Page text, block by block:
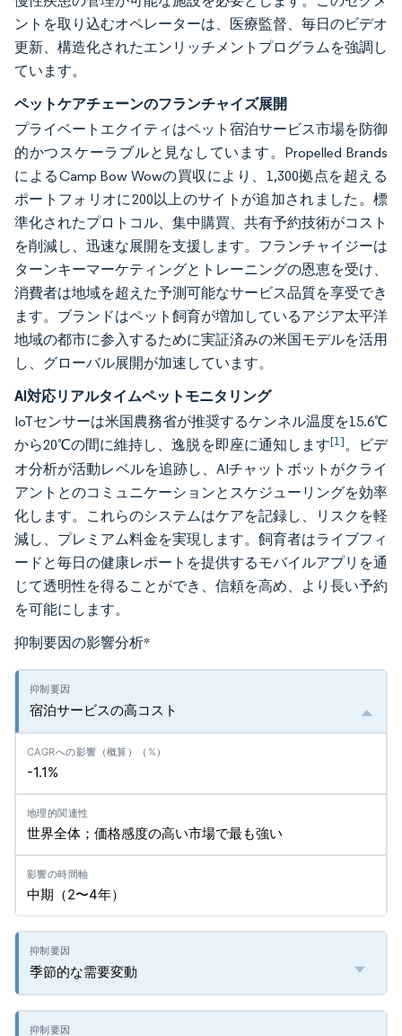
ントを取り込むオペレーターは、医療監督、毎日のビデオ
更新、構造化されたエンリッチメントプログラムを強調し
ています。
ペットケアチェーンのフランチャイズ展開
プライベートエクイティはペット宿泊サービス市場を防御
的かつスケーラブルと見なしています。Propelled Brands
によるCamp Bow Wowの買収により、1,300拠点を超える
ポートフォリオに200以上のサイトが追加されました。標
準化されたプロトコル、集中購買、共有予約技術がコスト
を削減し、迅速な展開を支援します。フランチャイジーは
ターンキーマーケティングとトレーニングの恩恵を受け、
消費者は地域を超えた予測可能なサービス品質を享受でき
ます。ブランドはペット飼育が増加しているアジア太平洋
地域の都市に参入するために実証済みの米国モデルを活用
し、グローバル展開が加速しています。
AI対応リアルタイムペットモニタリング
IoTセンサーは米国農務省が推奨するケンネル温度を15.6℃
から20℃の間に維持し、逸脱を即座に通知します[1]。ビデ
オ分析が活動レベルを追跡し、AIチャットボットがクライ
アントとのコミュニケーションとスケジューリングを効率
化します。これらのシステムはケアを記録し、リスクを軽
減し、プレミアム料金を実現します。飼育者はライブフィ
ードと毎日の健康レポートを提供するモバイルアプリを通
じて透明性を得ることができ、信頼を高め、より長い予約
を可能にします。
抑制要因の影響分析*
宿泊サービスの高コスト
-1.1%
世界全体；価格感度の高い市場で最も強い
中期（2〜4年）
季節的な需要変動